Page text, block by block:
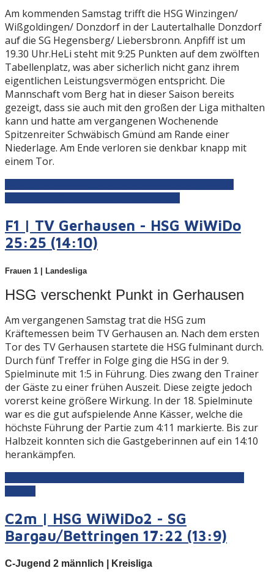
Am kommenden Samstag trifft die HSG Winzingen/
Wißgoldingen/ Donzdorf in der Lautertalhalle Donzdorf
auf die SG Hegensberg/ Liebersbronn. Anpfiff ist um
19.30 Uhr.HeLi steht mit 9:25 Punkten auf dem zwölften
Tabellenplatz, was aber sicherlich nicht ganz ihrem
eigentlichen Leistungsvermögen entspricht. Die
Mannschaft vom Berg hat in dieser Saison bereits
gezeigt, dass sie auch mit den großen der Liga mithalten
kann und hatte am vergangenen Wochenende
Spitzenreiter Schwäbisch Gmünd am Rande einer
Niederlage. Am Ende verloren sie denkbar knapp mit
einem Tor.
F1 | TV Gerhausen - HSG WiWiDo
25:25 (14:10)
Frauen 1 | Landesliga
HSG verschenkt Punkt in Gerhausen
Am vergangenen Samstag trat die HSG zum
Kräftemessen beim TV Gerhausen an. Nach dem ersten
Tor des TV Gerhausen startete die HSG fulminant durch.
Durch fünf Treffer in Folge ging die HSG in der 9.
Spielminute mit 1:5 in Führung. Dies zwang den Trainer
der Gäste zu einer frühen Auszeit. Diese zeigte jedoch
vorerst keine größere Wirkung. In der 18. Spielminute
war es die gut aufspielende Anne Kässer, welche die
höchste Führung der Partie zum 4:11 markierte. Bis zur
Halbzeit konnten sich die Gastgeberinnen auf ein 14:10
herankämpfen.
C2m | HSG WiWiDo2 - SG
Bargau/Bettringen 17:22 (13:9)
C-Jugend 2 männlich | Kreisliga